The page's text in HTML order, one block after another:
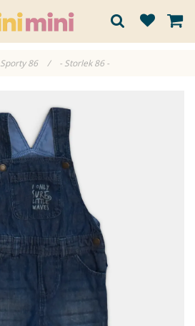
Sporty 86 / - Storlek 86 -